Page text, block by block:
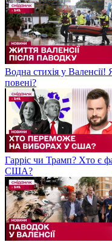
Водна стихія у
повені?
Гарріс чи Трамп? Хто є
США?